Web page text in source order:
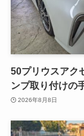
50プリウスアク
ンプ取り付けの
2026年8月8日